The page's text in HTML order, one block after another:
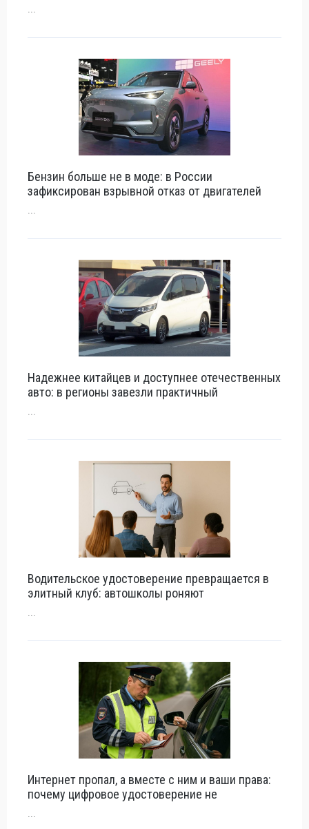
...
Бензин больше не в моде: в России
зафиксирован взрывной отказ от двигателей
...
Надежнее китайцев и доступнее отечественных
авто: в регионы завезли практичный
...
Водительское удостоверение превращается в
элитный клуб: автошколы роняют
...
Интернет пропал, а вместе с ним и ваши права:
почему цифровое удостоверение не
...